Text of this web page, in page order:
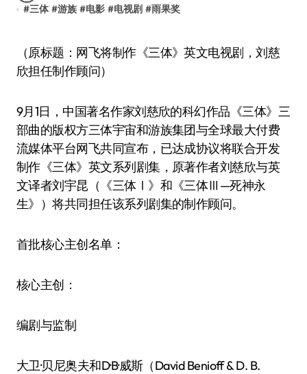
#三体 #游族 #电影 #电视剧 #雨果奖
（原标题：网飞将制作《三体》英文电视剧，刘慈
欣担任制作顾问）
9月1日，中国著名作家刘慈欣的科幻作品《三体》三
部曲的版权方三体宇宙和游族集团与全球最大付费
流媒体平台网飞共同宣布，已达成协议将联合开发
制作《三体》英文系列剧集，原著作者刘慈欣与英
文译者刘宇昆（《三体Ⅰ》和《三体Ⅲ—死神永
生》）将共同担任该系列剧集的制作顾问。
首批核心主创名单：
核心主创：
编剧与监制
大卫·贝尼奥夫和D·B·威斯（David Benioff & D. B.